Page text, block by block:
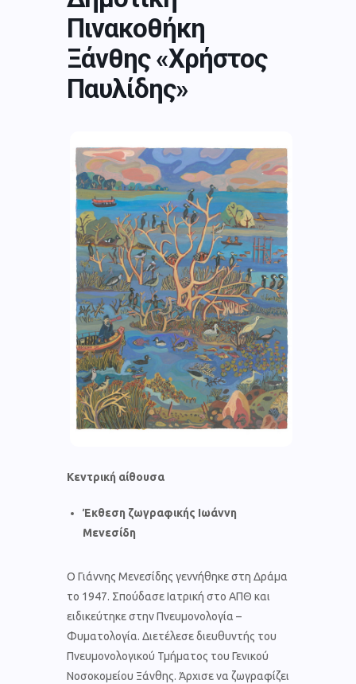
Πινακοθήκη
Ξάνθης «Χρήστος
Παυλίδης»
Κεντρική αίθουσα
Έκθεση ζωγραφικής Ιωάννη
Μενεσίδη
Ο Γιάννης Μενεσίδης γεννήθηκε στη Δράμα
το 1947. Σπούδασε Ιατρική στο ΑΠΘ και
ειδικεύτηκε στην Πνευμονολογία –
Φυματολογία. Διετέλεσε διευθυντής του
Πνευμονολογικού Τμήματος του Γενικού
Νοσοκομείου Ξάνθης. Άρχισε να ζωγραφίζει